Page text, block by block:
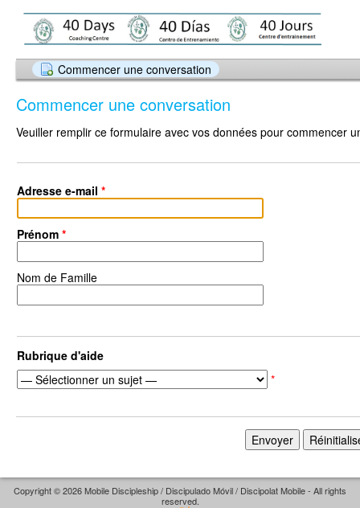
Commencer une conversation
Commencer une conversation
Veuiller remplir ce formulaire avec vos données pour commencer
Adresse e-mail *
Prénom *
Nom de Famille
Rubrique d'aide
*
Copyright © 2026 Mobile Discipleship / Discipulado Móvil / Discipolat Mobile - All rights
reserved.